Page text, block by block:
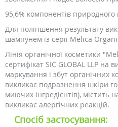
95,6% компонентів
Для поліпшення результату
шампунем із серії Melica
Лінія органічної косметики
сертифікат SIC GLOBAL LLP на
маркування і збут органічних
викликає подразнення шкіри
миючих інгредієнтів), містить
викликає алергічних реакцій.
Спосіб застосування: